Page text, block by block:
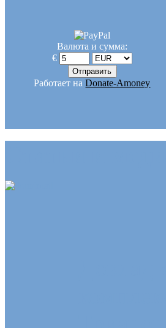
Валюта и сумма:
€
Работает на Donate-Amoney